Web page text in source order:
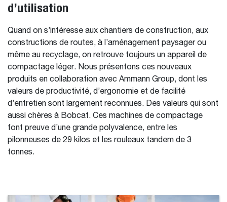
d’utilisation
Quand on s’intéresse aux chantiers de construction, aux
constructions de routes, à l’aménagement paysager ou
même au recyclage, on retrouve toujours un appareil de
compactage léger. Nous présentons ces nouveaux
produits en collaboration avec Ammann Group, dont les
valeurs de productivité, d’ergonomie et de facilité
d’entretien sont largement reconnues. Des valeurs qui sont
aussi chères à Bobcat. Ces machines de compactage
font preuve d’une grande polyvalence, entre les
pilonneuses de 29 kilos et les rouleaux tandem de 3
tonnes.